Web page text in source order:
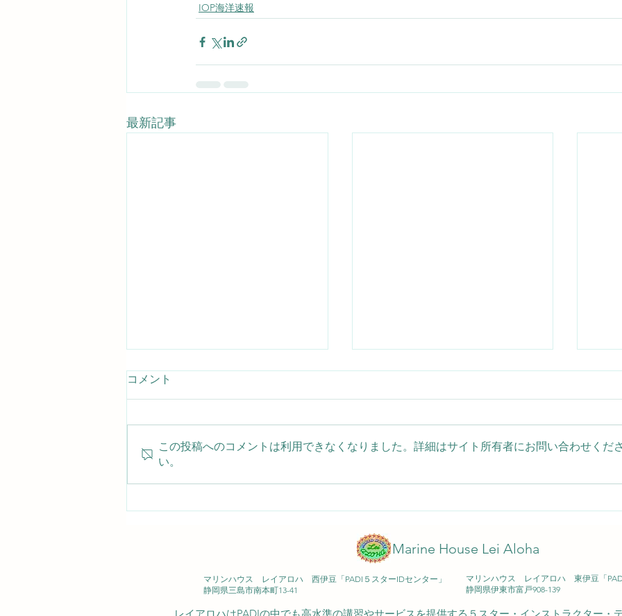
IOP海洋速報
最新記事
泳ぐより歩く？ヤマドリの意
夏の人気者！ミナミハコフグ
夏
コメント
この投稿へのコメントは利用できなくなりました。詳細はサイト所有者にお問い合わせくだ
い。
Marine House Lei Aloha
マリンハウス レイアロハ 西伊豆「PADI５スターIDセンター」
静岡県三島市南本町13-41
マリンハウス レイアロハ 東伊豆「
​静岡県伊東市富戸908-139